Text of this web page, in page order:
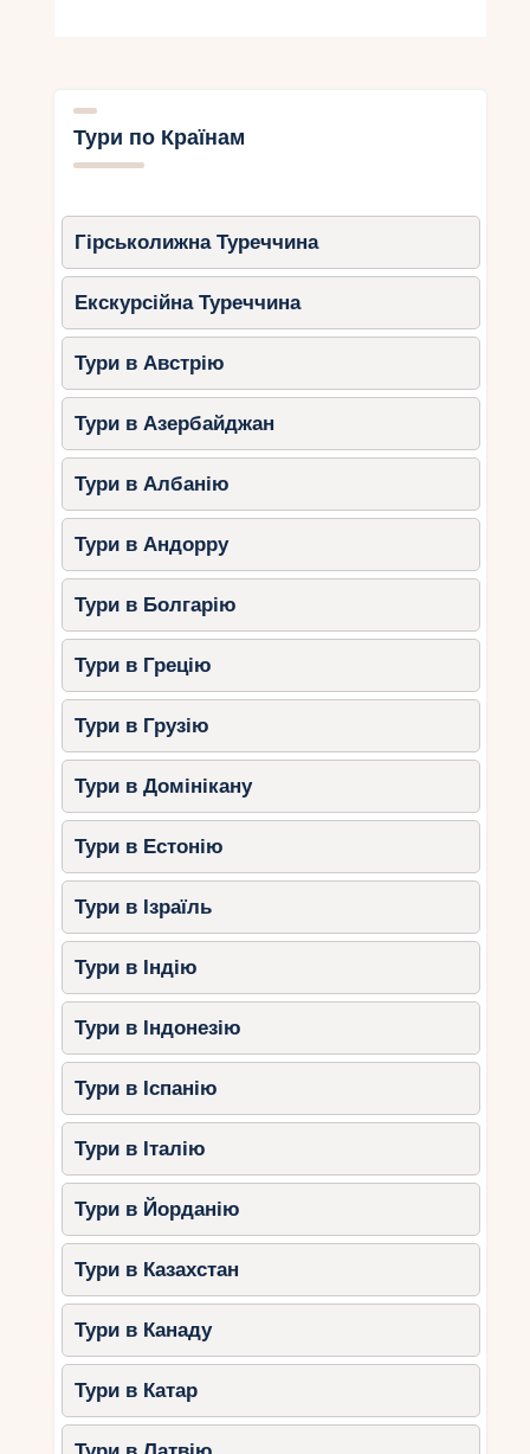
Тури по Країнам
Гірськолижна Туреччина
Екскурсійна Туреччина
Тури в Австрію
Тури в Азербайджан
Тури в Албанію
Тури в Андорру
Тури в Болгарію
Тури в Грецію
Тури в Грузію
Тури в Домінікану
Тури в Естонію
Тури в Ізраїль
Тури в Індію
Тури в Індонезію
Тури в Іспанію
Тури в Італію
Тури в Йорданію
Тури в Казахстан
Тури в Канаду
Тури в Катар